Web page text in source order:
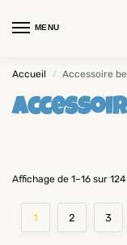
MENU
Accueil / Accessoire
Affichage de 1–16 sur
1 2 3